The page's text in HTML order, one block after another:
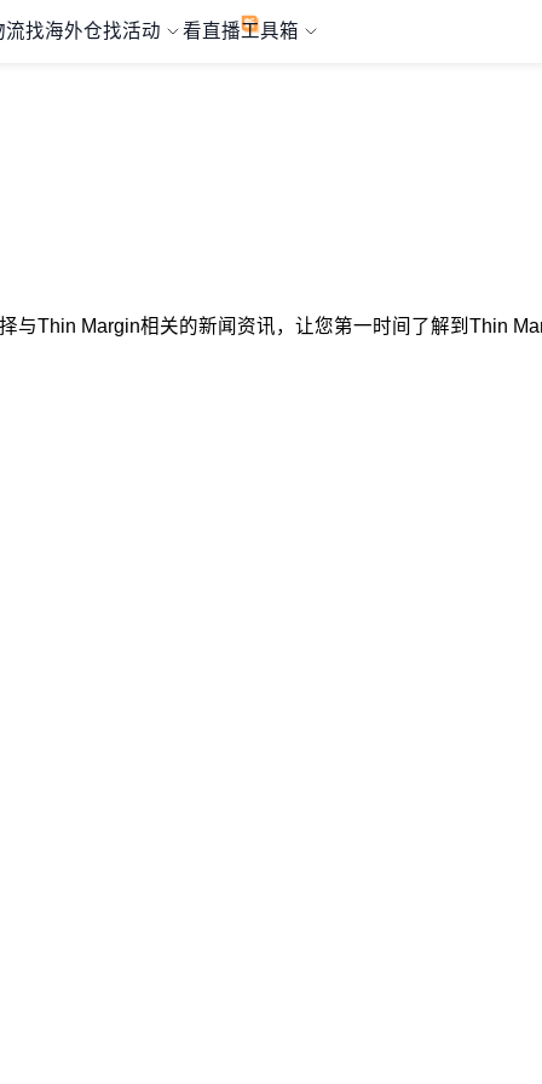
流找海外仓找活动 看直播工具箱
与Thin Margin相关的新闻资讯，让您第一时间了解到Thin